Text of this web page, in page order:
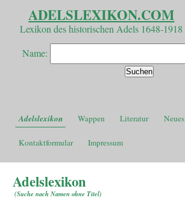
ADELSLEXIKON.COM
Lexikon des historischen Adels 1648-1918
Name:
Adelslexikon Wappen Literatur Neues
Kontaktformular Impressum
Adelslexikon
(Suche nach Namen ohne Titel)